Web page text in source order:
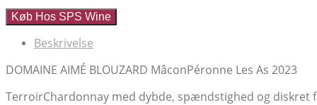
Køb Hos SPS Wine
Beskrivelse
DOMAINE AIMÉ BLOUZARD MâconPéronne Les As 2023
TerroirChardonnay med dybde, spændstighed og diskret